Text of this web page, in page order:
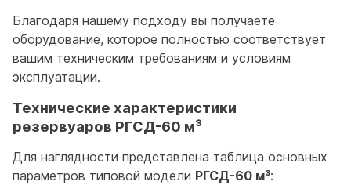
Благодаря нашему подходу вы получаете
оборудование, которое полностью соответствует
вашим техническим требованиям и условиям
эксплуатации.
Технические характеристики
резервуаров РГСД-60 м³
Для наглядности представлена таблица основных
параметров типовой модели РГСД-60 м³: